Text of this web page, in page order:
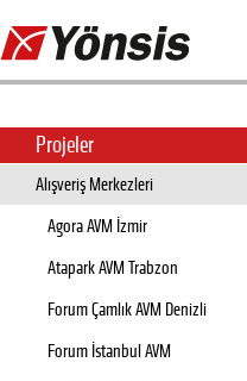
Projeler
Alışveriş Merkezleri
Agora AVM İzmir
Atapark AVM Trabzon
Forum Çamlık AVM Denizli
Forum İstanbul AVM